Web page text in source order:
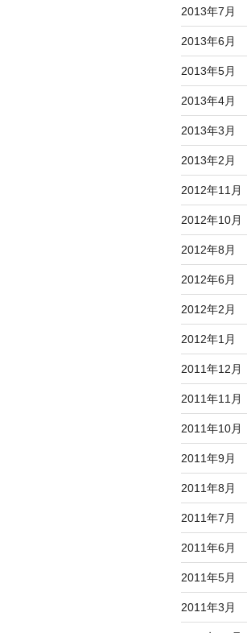
2013年7月
2013年6月
2013年5月
2013年4月
2013年3月
2013年2月
2012年11月
2012年10月
2012年8月
2012年6月
2012年2月
2012年1月
2011年12月
2011年11月
2011年10月
2011年9月
2011年8月
2011年7月
2011年6月
2011年5月
2011年3月